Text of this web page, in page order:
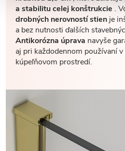
a stabilitu celej konštrukcie .
drobných nerovností stien je
a bez nutnosti ďalších
Antikorózna úprava navyše
aj pri každodennom používaní
kúpeľňovom prostredí.